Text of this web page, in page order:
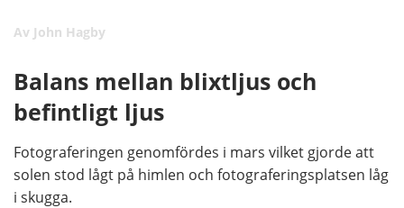
Av John Hagby
Balans mellan blixtljus och
befintligt ljus
Fotograferingen genomfördes i mars vilket gjorde att
solen stod lågt på himlen och fotograferingsplatsen låg
i skugga.